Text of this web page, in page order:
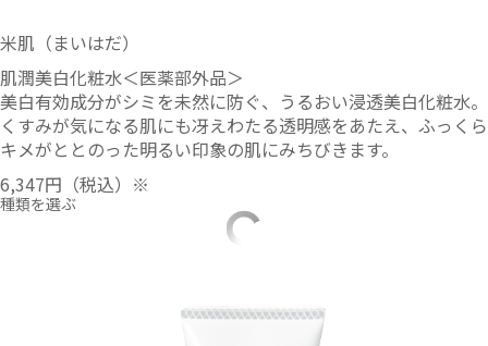
米肌（まいはだ）
肌潤美白化粧水＜医薬部外品＞
美白有効成分がシミを未然に防ぐ、うるおい浸透美白化粧水。
くすみが気になる肌にも冴えわたる透明感をあたえ、ふっくら
キメがととのった明るい印象の肌にみちびきます。
6,347円 （税込）※
種類を選ぶ